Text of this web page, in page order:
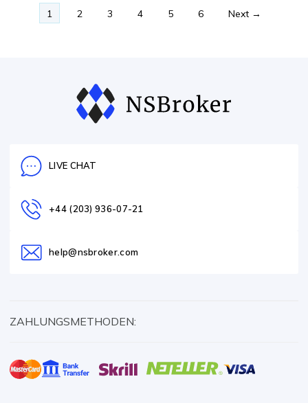
1 2 3 4 5 6 Next →
LIVE CHAT
+44 (203) 936-07-21
help@nsbroker.com
ZAHLUNGSMETHODEN: